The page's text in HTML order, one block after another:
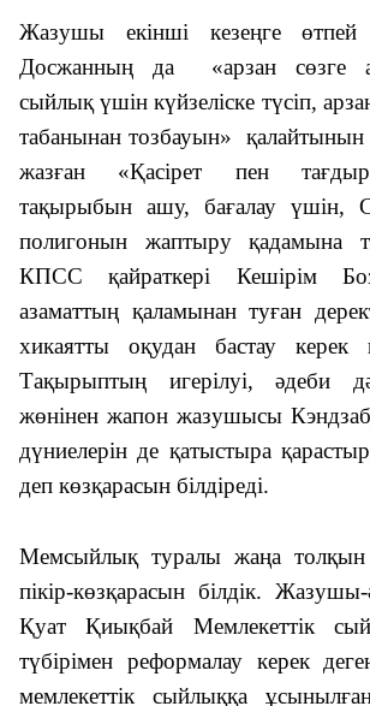
Жазушы екінші кезеңге өтпей
Досжанның да «арзан сөзге
сыйлық үшін күйзеліске түсіп,
табанынан тозбауын»
жазған «Қасірет пен
тақырыбын ашу, бағалау үшін,
полигонын жаптыру қадамына
КПСС қайраткері Кешірім
азаматтың қаламынан туған
хикаятты оқудан бастау
Тақырыптың игерілуі, әдеби
жөнінен жапон жазушысы
дүниелерін де қатыстыра
деп көзқарасын білдіреді.
Мемсыйлық туралы жаңа
пікір-көзқарасын білдік.
Қуат Қиықбай Мемлекеттік
түбірімен реформалау керек
мемлекеттік сыйлыққа